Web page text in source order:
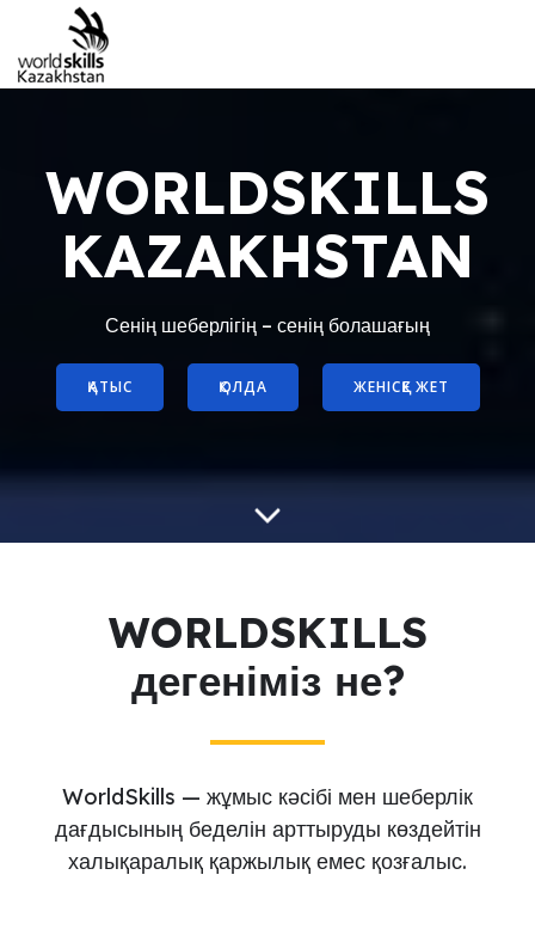
WORLDSKILLS
KAZAKHSTAN
Сенің шеберлігің – сенің болашағың
ҚАТЫС ҚОЛДА ЖЕНІСҚЕ ЖЕТ
WORLDSKILLS
дегеніміз не?
WorldSkills — жұмыс кәсібі мен шеберлік
дағдысының беделін арттыруды көздейтін
халықаралық қаржылық емес қозғалыс.